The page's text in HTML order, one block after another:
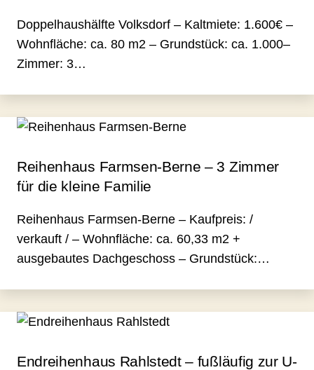
Doppelhaushälfte Volksdorf – Kaltmiete: 1.600€ –
Wohnfläche: ca. 80 m2 – Grundstück: ca. 1.000–
Zimmer: 3…
Reihenhaus Farmsen-Berne – 3 Zimmer
für die kleine Familie
Reihenhaus Farmsen-Berne – Kaufpreis: /
verkauft / – Wohnfläche: ca. 60,33 m2 +
ausgebautes Dachgeschoss – Grundstück:…
Endreihenhaus Rahlstedt – fußläufig zur U-